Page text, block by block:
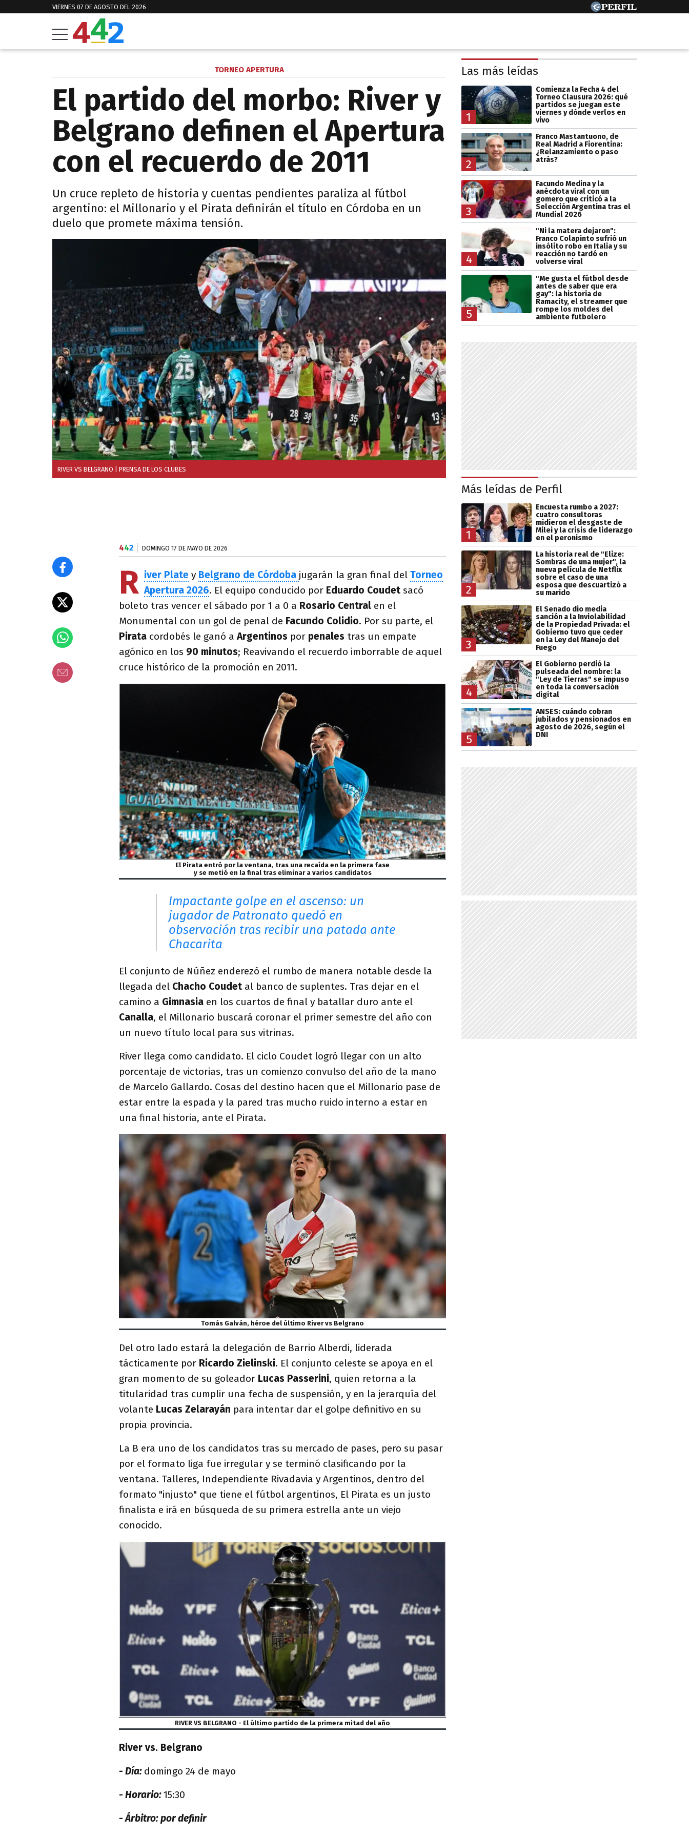
VIERNES 07 DE AGOSTO DEL 2026
TORNEO APERTURA
El partido del morbo: River y
Belgrano definen el Apertura
con el recuerdo de 2011
Un cruce repleto de historia y cuentas pendientes paraliza al fútbol
argentino: el Millonario y el Pirata definirán el título en Córdoba en un
duelo que promete máxima tensión.
RIVER VS BELGRANO | PRENSA DE LOS CLUBES
442 DOMINGO 17 DE MAYO DE 2026
R iver Plate y Belgrano de Córdoba jugarán la gran final del Torneo
Apertura 2026. El equipo conducido por Eduardo Coudet sacó
boleto tras vencer el sábado por 1 a 0 a Rosario Central en el
Monumental con un gol de penal de Facundo Colidio. Por su parte, el
Pirata cordobés le ganó aArgentinos por penales tras un empate
agónico en los 90 minutos; Reavivando el recuerdo imborrable de aquel
cruce histórico de la promoción en 2011.
El Pirata entró por la ventana, tras una recaída en la primera fase
y se metió en la final tras eliminar a varios candidatos
Impactante golpe en el ascenso: un
jugador de Patronato quedó en
observación tras recibir una patada ante
Chacarita
El conjunto de Núñez enderezó el rumbo de manera notable desde la
llegada del Chacho Coudet al banco de suplentes. Tras dejar en el
camino a Gimnasia en los cuartos de final y batallar duro ante el
Canalla, el Millonario buscará coronar el primer semestre del año con
un nuevo título local para sus vitrinas.
River llega como candidato. El ciclo Coudet logró llegar con un alto
porcentaje de victorias, tras un comienzo convulso del año de la mano
de Marcelo Gallardo. Cosas del destino hacen que el Millonario pase de
estar entre la espada y la pared tras mucho ruido interno a estar en
una final historia, ante el Pirata.
Tomás Galván, héroe del último River vs Belgrano
Del otro lado estará la delegación de Barrio Alberdi, liderada
tácticamente por Ricardo Zielinski. El conjunto celeste se apoya en el
gran momento de su goleador Lucas Passerini, quien retorna a la
titularidad tras cumplir una fecha de suspensión, y en la jerarquía del
volante Lucas Zelarayán para intentar dar el golpe definitivo en su
propia provincia.
La B era uno de los candidatos tras su mercado de pases, pero su pasar
por el formato liga fue irregular y se terminó clasificando por la
ventana. Talleres, Independiente Rivadavia y Argentinos, dentro del
formato "injusto" que tiene el fútbol argentinos, El Pirata es un justo
finalista e irá en búsqueda de su primera estrella ante un viejo
conocido.
RIVER VS BELGRANO - El último partido de la primera mitad del año
River vs. Belgrano
- Día: domingo 24 de mayo
- Horario:15:30
- Árbitro: por definir
Las más leídas
1
Comienza la Fecha 4 del
Torneo Clausura 2026: qué
partidos se juegan este
viernes y dónde verlos en
vivo
2
Franco Mastantuono, de
Real Madrid a Fiorentina:
¿Relanzamiento o paso
atrás?
3
Facundo Medina y la
anécdota viral con un
gomero que criticó a la
Selección Argentina tras el
Mundial 2026
4
"Ni la matera dejaron":
Franco Colapinto sufrió un
insólito robo en Italia y su
reacción no tardó en
volverse viral
5
"Me gusta el fútbol desde
antes de saber que era
gay": la historia de
Ramacity, el streamer que
rompe los moldes del
ambiente futbolero
Más leídas de Perfil
1
Encuesta rumbo a 2027:
cuatro consultoras
midieron el desgaste de
Milei y la crisis de liderazgo
en el peronismo
2
La historia real de "Elize:
Sombras de una mujer", la
nueva película de Netflix
sobre el caso de una
esposa que descuartizó a
su marido
3
El Senado dio media
sanción a la Inviolabilidad
de la Propiedad Privada: el
Gobierno tuvo que ceder
en la Ley del Manejo del
Fuego
4
El Gobierno perdió la
pulseada del nombre: la
"Ley de Tierras" se impuso
en toda la conversación
digital
5
ANSES: cuándo cobran
jubilados y pensionados en
agosto de 2026, según el
DNI